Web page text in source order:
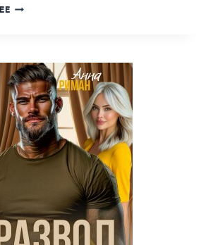
«РАЗВОД.
УРОВЕНЬ»